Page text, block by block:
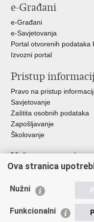
FacebookuTwitteru
e-Građani
e-Građani
e-Savjetovanja
Portal otvorenih podataka
Izvozni portal
Pristup
Pravo na pristup
Savjetovanje
Zaštita osobnih podataka
Zapošljavanje
Školovanje
Važne poveznice
Ministarstvo unutarnjih
Udruge
Policijska akademija
Ova stranica
Nužni
Funkcionalni